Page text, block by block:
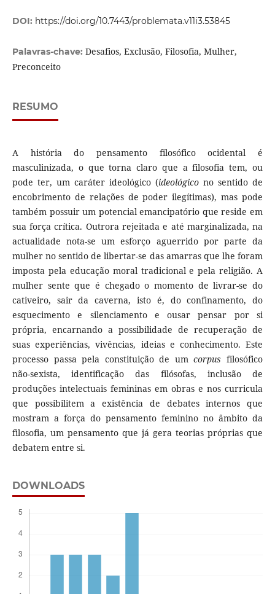
DOI: https://doi.org/10.7443/problemata.v11i3.53845
Palavras-chave: Desafios, Exclusão, Filosofia, Mulher,
Preconceito
RESUMO
A história do pensamento filosófico ocidental é
masculinizada, o que torna claro que a filosofia tem, ou
pode ter, um caráter ideológico (ideológicono sentido de
encobrimento de relações de poder ilegítimas), mas pode
também possuir um potencial emancipatório que reside em
sua força crítica. Outrora rejeitada e até marginalizada, na
actualidade nota-se um esforço aguerrido por parte da
mulher no sentido de libertar-se das amarras que lhe foram
imposta pela educação moral tradicional e pela religião. A
mulher sente que é chegado o momento de livrar-se do
cativeiro, sair da caverna, isto é, do confinamento, do
esquecimento e silenciamento e ousar pensar por si
própria, encarnando a possibilidade de recuperação de
suas experiências, vivências, ideias e conhecimento. Este
processo passa pela constituição de umcorpusfilosófico
não-sexista, identificação das filósofas, inclusão de
produções intelectuais femininas em obras e nos curricula
que possibilitem a existência de debates internos que
mostram a força do pensamento feminino no âmbito da
filosofia, um pensamento que já gera teorias próprias que
debatem entre si.
DOWNLOADS